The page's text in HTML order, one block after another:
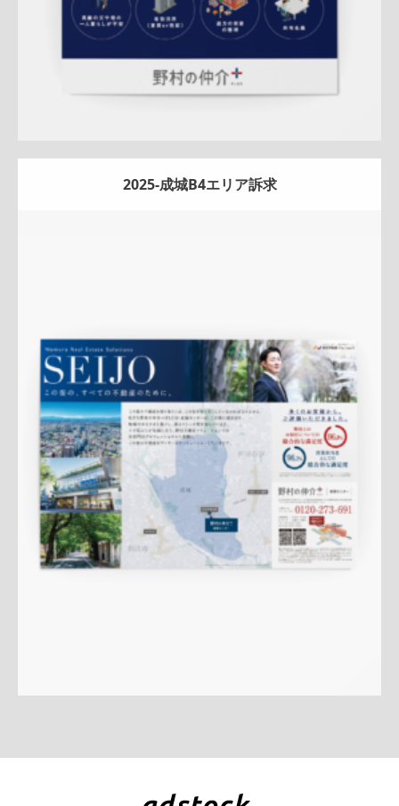
2025-成城B4エリア訴求
Update: 2026.03.05
土地エリア広告サービス紹介 実績訴求 クール成城セン
ターQRコード アフターフォロー 成約御礼
詳しく見る